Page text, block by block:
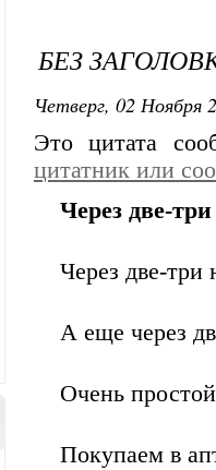
БЕЗ
Четверг, 02 Ноября
Это цитата
цитатник или
Через две-
Через две-три
А еще через
Очень
Покупаем в